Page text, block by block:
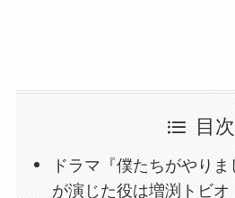
目次
ドラマ『僕たちがやり
が演じた役は増渕トビオ